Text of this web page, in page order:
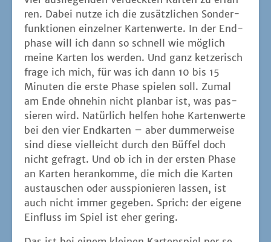
an Kar­ten her­an­kom­me, die mich die Kar­ten
aus­tau­schen oder aus­spio­nie­ren las­sen, ist
auch nicht immer gege­ben. Sprich: der eige­ne
Ein­fluss im Spiel ist eher gering.
Das ist bei einem klei­nen Kar­ten­spiel per se
nicht unbe­dingt ein Stim­mungs­kil­ler, wenn
dafür die Run­den flüs­sig gespielt wer­den kön­
nen. Bis ein sol­cher Flow bei HUNGRY MONKEY
ein­tritt, dau­ert es aber. Zuerst muss sich wie­
der ein­mal durch die Anlei­tung gekämpft wer­
den. Ist in einer Bei­spiel-Abbil­dung der Abla­
ge­sta­pel links vom Nach­zieh­sta­pel, wan­dert er
in der nächs­ten Abbil­dung magisch nach
rechts – was nicht unbe­dingt die bes­se­re
Begreif­bar­keit för­dert. Auch die ein­zel­nen
mög­li­chen Aktio­nen sind weni­ger klar